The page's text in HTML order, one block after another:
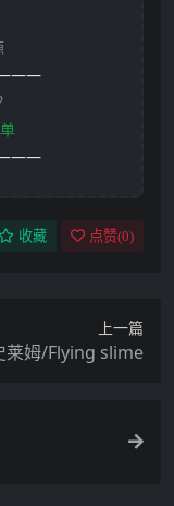
收藏 点赞(0)
上一篇
莱姆/Flying slime